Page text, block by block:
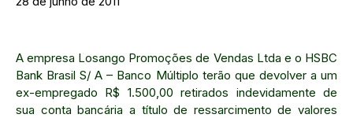
A empresa Losango Promoções de Vendas Ltda e o HSBC
Bank Brasil S/ A – Banco Múltiplo terão que devolver a um
ex-empregado R$ 1.500,00 retirados indevidamente de
sua conta bancária a título de ressarcimento de valores